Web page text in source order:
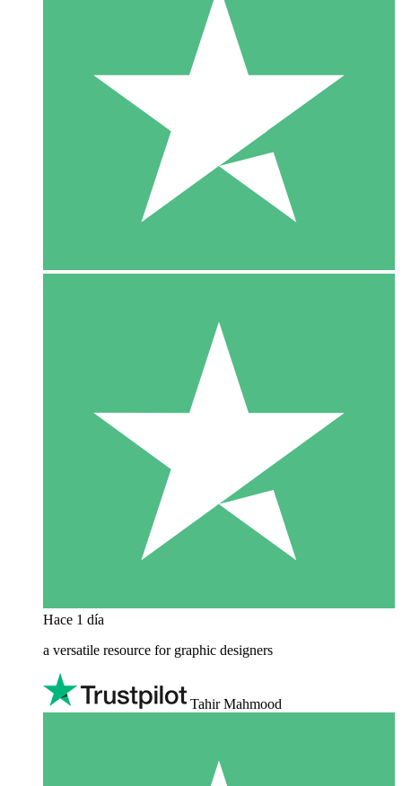
Hace 1 día
a versatile resource for graphic designers
Tahir Mahmood